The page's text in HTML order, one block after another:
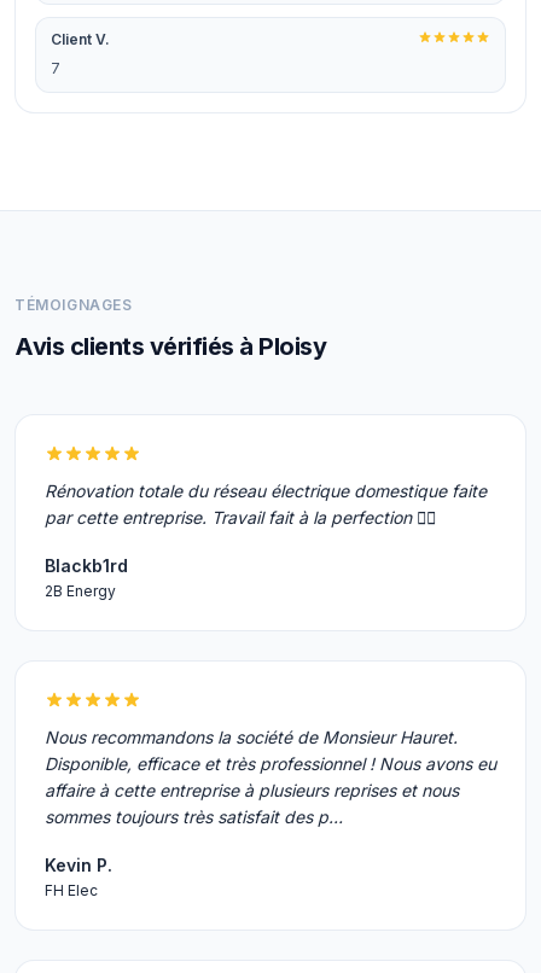
Client V.
7
TÉMOIGNAGES
Avis clients vérifiés à Ploisy
Rénovation totale du réseau électrique domestique faite
par cette entreprise. Travail fait à la perfection 👍🏼
Blackb1rd
2B Energy
Nous recommandons la société de Monsieur Hauret.
Disponible, efficace et très professionnel ! Nous avons eu
affaire à cette entreprise à plusieurs reprises et nous
sommes toujours très satisfait des p…
Kevin P.
FH Elec